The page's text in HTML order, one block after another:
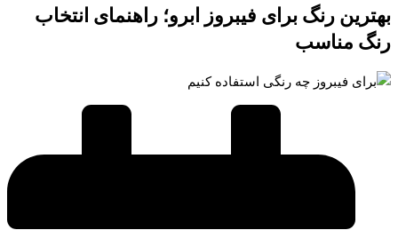
بهترین رنگ برای فیبروز ابرو؛ راهنمای انتخاب
رنگ مناسب